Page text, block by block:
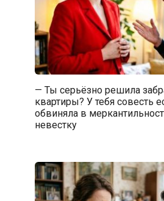
— Ты серьёзно решила
квартиры? У тебя совесть
обвиняла в
невестку